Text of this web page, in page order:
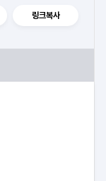
링크복사